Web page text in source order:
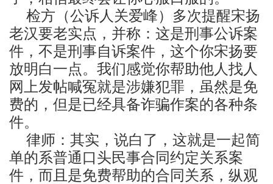
检方（公诉人关爱峰）多次提醒宋扬
老汉要老实点，并称：这是刑事公诉案
件，不是刑事自诉案件，这个你宋扬要
放明白一点。我们感觉你帮助他人找人
网上发帖喊冤就是涉嫌犯罪，虽然是免
费的，但是已经具备诈骗作案的各种条
件。
律师：其实，说白了，这就是一起简
单的系普通口头民事合同约定关系案
件，而且是免费帮助的合同关系，纵观